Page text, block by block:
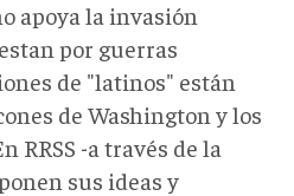
apoya la invasión
por guerras
de "latinos" están
de Washington y los
RRSS -a través de la
sus ideas y